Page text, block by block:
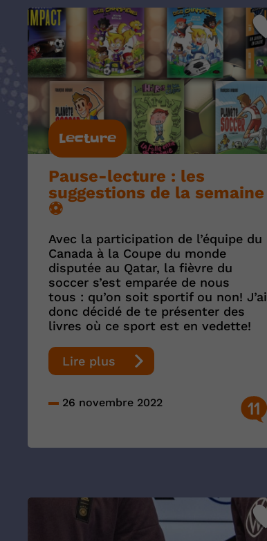
Lecture
Pause-lecture : les
suggestions de la semaine
⚽️
Avec la participation de l’équipe du
Canada à la Coupe du monde
disputée au Qatar, la fièvre du
soccer s’est emparée de nous
tous : qu’on soit sportif ou non! J’ai
donc décidé de te présenter des
livres où ce sport est en vedette!
Lire plus
26 novembre 2022 11